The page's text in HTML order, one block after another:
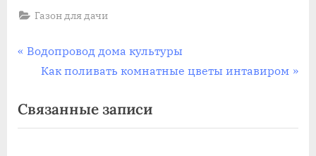
Газон для дачи
Навигация
записям
П
д
ы
Водопровод дома культуры
С
е
д
Как поливать комнатные цветы интавиром
Связанные записи